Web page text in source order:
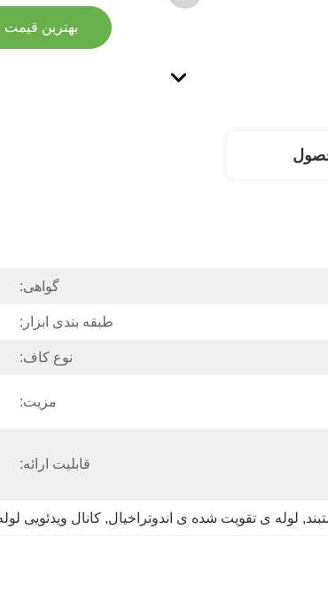
بهترین قیمت
گواهی:
طبقه بندی ابزار:
نوع کاف:
مزیت:
قابلیت ارائه:
, لوله ی تقویت شده ی اندوتراخیال, کانال ویدئویی